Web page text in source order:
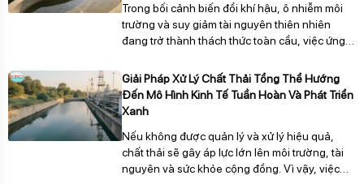
Trong bối cảnh biến đổi khí hậu, ô nhiễm môi
trường và suy giảm tài nguyên thiên nhiên
đang trở thành thách thức toàn cầu, việc ứng
trò then chốt trong chiến lược bảo vệ tài
nguyên và phát triển bền vững.
Giải Pháp Xử Lý Chất Thải Tổng Thể Hướng
Đến Mô Hình Kinh Tế Tuần Hoàn Và Phát Triển
Xanh
Nếu không được quản lý và xử lý hiệu quả,
chất thải sẽ gây áp lực lớn lên môi trường, tài
nguyên và sức khỏe cộng đồng. Vì vậy, việc